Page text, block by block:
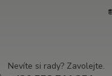
Nevíte si rady? Zavolejte.